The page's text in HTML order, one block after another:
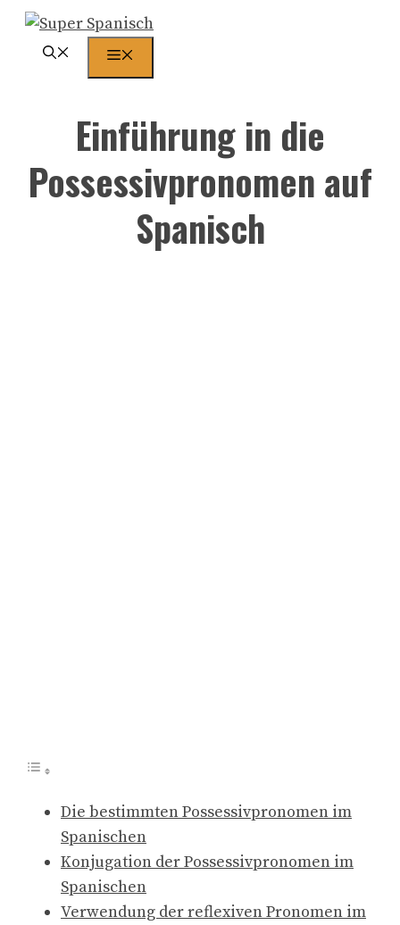
Zum
Inhalt
Einführung in die
Possessivpronomen auf
Spanisch
Die bestimmten Possessivpronomen im
Spanischen
Konjugation der Possessivpronomen im
Spanischen
Verwendung der reflexiven Pronomen im